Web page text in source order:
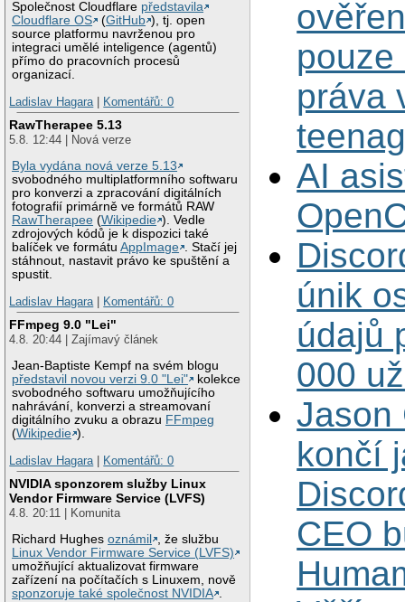
Společnost Cloudflare představila
Cloudflare OS
(GitHub ), tj. open
source platformu navrženou pro
integraci umělé inteligence (agentů)
přímo do pracovních procesů
organizací.
Ladislav Hagara
Komentářů: 0
RawTherapee 5.13
5.8. 12:44 | Nová verze
Byla vydána nová verze 5.13
svobodného multiplatformního softwaru
pro konverzi a zpracování digitálních
fotografií primárně ve formátů RAW
RawTherapee (Wikipedie ). Vedle
zdrojových kódů je k dispozici také
balíček ve formátuAppImage . Stačí jej
stáhnout, nastavit právo ke spuštění a
spustit.
Ladislav Hagara
Komentářů: 0
FFmpeg 9.0 "Lei"
4.8. 20:44 | Zajímavý článek
Jean-Baptiste Kempf na svém blogu
představil novou verzi 9.0 "Lei"
kolekce
svobodného softwaru umožňujícího
nahrávání, konverzi a streamovaní
digitálního zvuku a obrazu FFmpeg
(Wikipedie ).
Ladislav Hagara
Komentářů: 0
NVIDIA sponzorem služby Linux
Vendor Firmware Service (LVFS)
4.8. 20:11 | Komunita
Richard Hughesoznámil
, že službu
Linux Vendor Firmware Service (LVFS)
umožňující aktualizovat firmware
zařízení na počítačích s Linuxem, nově
sponzoruje také společnost NVIDIA .
pouze
práva
AI
únik
údajů
000
Jason
končí
CEO